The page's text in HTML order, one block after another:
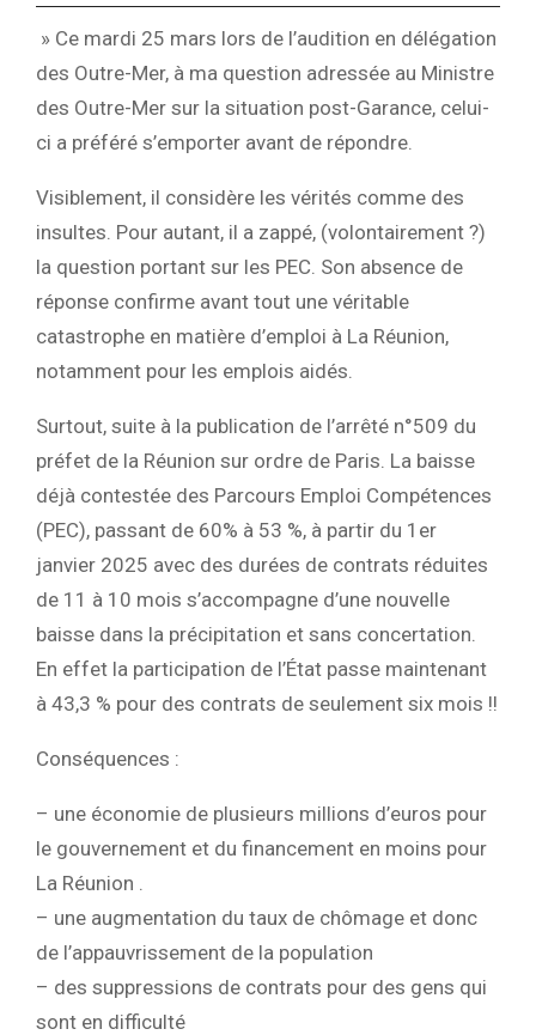
» Ce mardi 25 mars lors de l’audition en délégation
des Outre-Mer, à ma question adressée au Ministre
des Outre-Mer sur la situation post-Garance, celui-
ci a préféré s’emporter avant de répondre.
Visiblement, il considère les vérités comme des
insultes. Pour autant, il a zappé, (volontairement ?)
la question portant sur les PEC. Son absence de
réponse confirme avant tout une véritable
catastrophe en matière d’emploi à La Réunion,
notamment pour les emplois aidés.
Surtout, suite à la publication de l’arrêté n°509 du
préfet de la Réunion sur ordre de Paris. La baisse
déjà contestée des Parcours Emploi Compétences
(PEC), passant de 60% à 53 %, à partir du 1er
janvier 2025 avec des durées de contrats réduites
de 11 à 10 mois s’accompagne d’une nouvelle
baisse dans la précipitation et sans concertation.
En effet la participation de l’État passe maintenant
à 43,3 % pour des contrats de seulement six mois !!
Conséquences :
– une économie de plusieurs millions d’euros pour
le gouvernement et du financement en moins pour
La Réunion .
– une augmentation du taux de chômage et donc
de l’appauvrissement de la population
– des suppressions de contrats pour des gens qui
sont en difficulté